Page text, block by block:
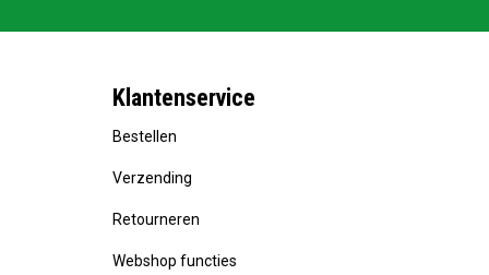
Klantenservice
Bestellen
Verzending
Retourneren
Webshop functies